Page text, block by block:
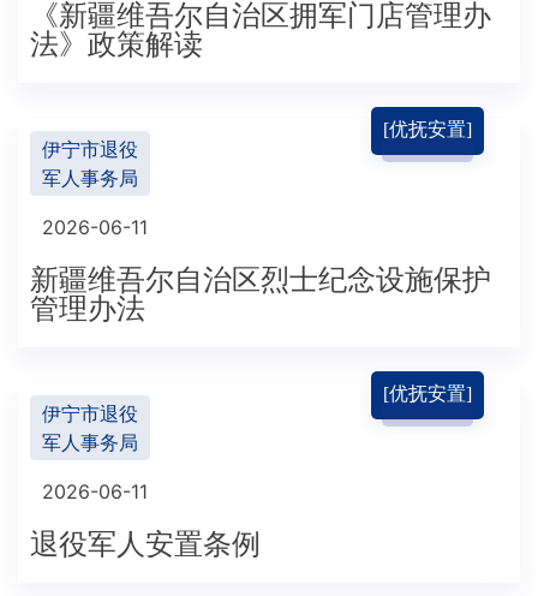
《新疆维吾尔自治区拥军门店管理办
法》政策解读
[优抚安置]
伊宁市退役
军人事务局
2026-06-11
新疆维吾尔自治区烈士纪念设施保护
管理办法
[优抚安置]
伊宁市退役
军人事务局
2026-06-11
退役军人安置条例